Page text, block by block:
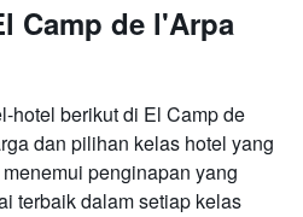
Camp de l'Arpa
hotel berikut di El Camp de
dan pilihan kelas hotel yang
penginapan yang
terbaik dalam setiap kelas